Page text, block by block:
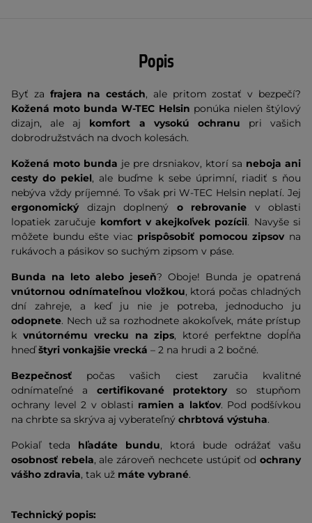
Popis
Byť za frajera na cestách, ale pritom zostať v bezpečí?
Kožená moto bunda W-TEC Helsin ponúka nielen štýlový
dizajn, ale aj komfort a vysokú ochranu pri vašich
dobrodružstvách na dvoch kolesách.
Kožená moto bunda je pre drsniakov, ktorí sa neboja ani
cesty do pekiel, ale buďme k sebe úprimní, riadiť s ňou
nebýva vždy príjemné. To však pri W-TEC Helsin neplatí. Jej
ergonomickýdizajn doplnený o rebrovanie v oblasti
lopatiek zaručuje komfort v akejkoľvek pozícii. Navyše si
môžete bundu ešte viac prispôsobiť pomocou zipsovna
rukávoch a pásikov so suchým zipsom v páse.
Bunda na leto alebo jeseň? Oboje! Bunda je opatrená
vnútornou odnímateľnou vložkou, ktorá počas chladných
dní zahreje, a keď ju nie je potreba, jednoducho ju
odopnete. Nech už sa rozhodnete akokoľvek, máte prístup
k vnútornému vrecku na zips, ktoré perfektne dopĺňa
hneďštyri vonkajšie vrecká – 2 na hrudi a 2 bočné.
Bezpečnosť počas vašich ciest zaručia kvalitné
odnímateľné a certifikované protektoryso stupňom
ochrany level 2 v oblasti ramien a lakťov. Pod podšívkou
na chrbte sa skrýva aj vyberateľný chrbtová výstuha.
Pokiaľ teda hľadáte bundu, ktorá bude odrážať vašu
osobnosť rebela, ale zároveň nechcete ustúpiť od ochrany
vášho zdravia, tak už máte vybrané.
Technický popis: